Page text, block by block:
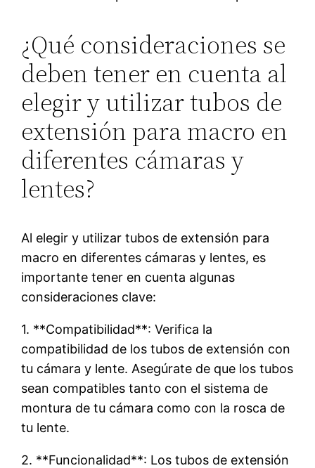
¿Qué consideraciones se
deben tener en cuenta al
elegir y utilizar tubos de
extensión para macro en
diferentes cámaras y
lentes?
Al elegir y utilizar tubos de extensión para
macro en diferentes cámaras y lentes, es
importante tener en cuenta algunas
consideraciones clave:
1. **Compatibilidad**: Verifica la
compatibilidad de los tubos de extensión con
tu cámara y lente. Asegúrate de que los tubos
sean compatibles tanto con el sistema de
montura de tu cámara como con la rosca de
tu lente.
2. **Funcionalidad**: Los tubos de extensión